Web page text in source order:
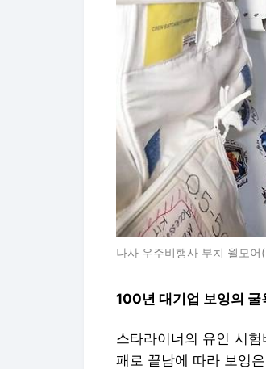
나사 우주비행사 부치 윌모
100년 대기업 보잉의 굴
스타라이너의 유인 시
패로 끝남에 따라 보잉